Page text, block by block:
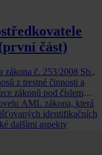
část)
zákona č. 253/2008 Sb.,
z trestné činnosti a
zákonů pod číslem
AML zákona, která
identifikačních
dalšími aspekty